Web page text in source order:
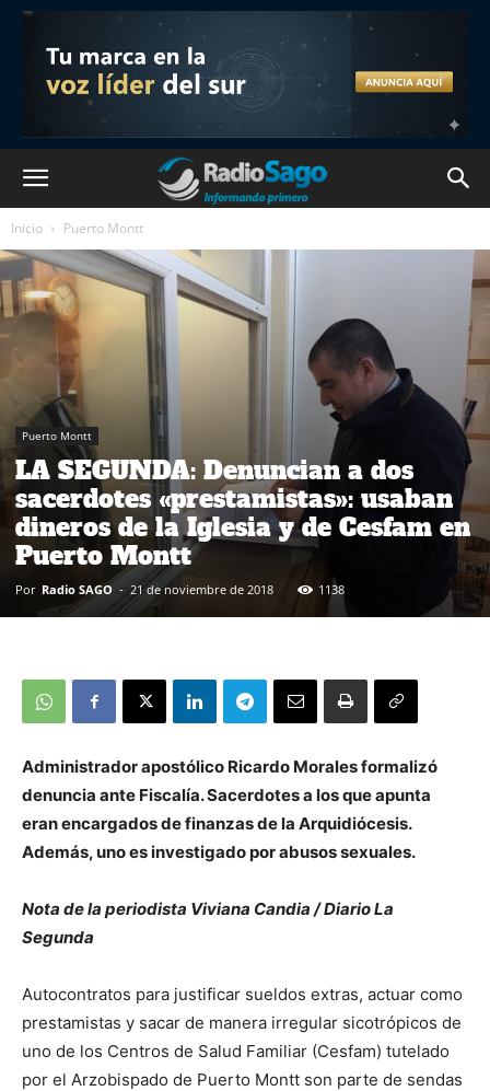
Inicio Puerto Montt
Puerto Montt
LA SEGUNDA: Denuncian a dos
sacerdotes «prestamistas»: usaban
dineros de la Iglesia y de Cesfam en
Puerto Montt
Por Radio SAGO - 21 de noviembre de 2018 1138
Administrador apostólico Ricardo Morales formalizó
denuncia ante Fiscalía. Sacerdotes a los que apunta
eran encargados de finanzas de la Arquidiócesis.
Además, uno es investigado por abusos sexuales.
Nota de la periodista Viviana Candia / Diario La
Segunda
Autocontratos para justificar sueldos extras, actuar como
prestamistas y sacar de manera irregular sicotrópicos de
uno de los Centros de Salud Familiar (Cesfam) tutelado
por el Arzobispado de Puerto Montt son parte de sendas